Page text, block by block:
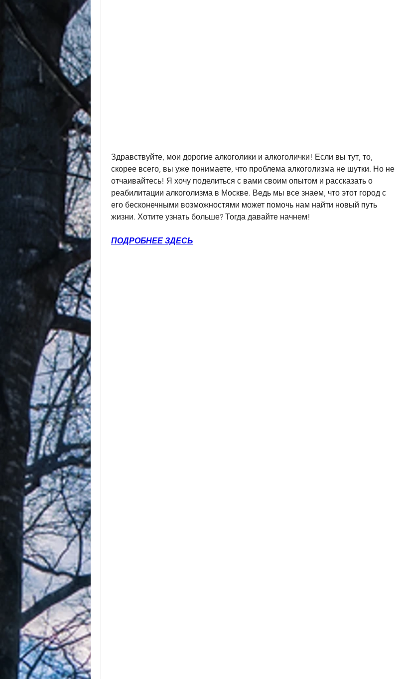
Здравствуйте, мои дорогие алкоголики и алкоголички! Если вы тут, то,
скорее всего, вы уже понимаете, что проблема алкоголизма не шутки. Но не
отчаивайтесь! Я хочу поделиться с вами своим опытом и рассказать о
реабилитации алкоголизма в Москве. Ведь мы все знаем, что этот город с
его бесконечными возможностями может помочь нам найти новый путь
жизни. Хотите узнать больше? Тогда давайте начнем!
ПОДРОБНЕЕ ЗДЕСЬ